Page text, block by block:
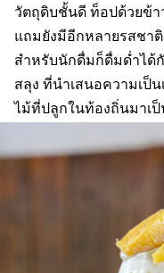
วัตถุดิบชั้นดี ท็อปด้วยข้
แถมยังมีอีกหลายรสชา
สำหรับนักดื่มก็ดื่มด่ำได้
สลุง ที่นำเสนอความเป็
ไม้ที่ปลูกในท้องถิ่นมาเ